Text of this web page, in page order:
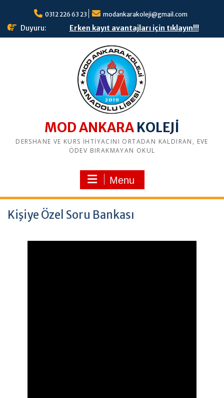
p
0312 226 63 23 modankarakoleji@gmail.com
Duyuru: Erken kayıt avantajları için tıklayın!!!
MOD ANKARA
DERSHANE VE KURS İHTİYACINI ORTADAN KALDIRAN, EVE
ÖDEV BIRAKMAYAN OKUL
Menu
Kişiye Özel Soru Bankası